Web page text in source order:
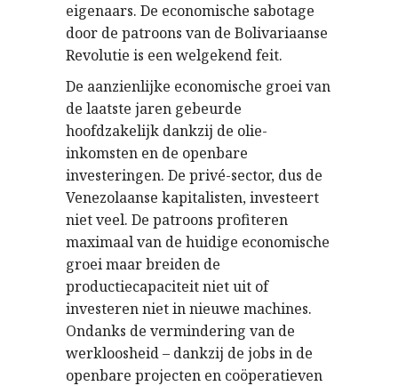
eigenaars. De economische sabotage
door de patroons van de Bolivariaanse
Revolutie is een welgekend feit.
De aanzienlijke economische groei van
de laatste jaren gebeurde
hoofdzakelijk dankzij de olie-
inkomsten en de openbare
investeringen. De privé-sector, dus de
Venezolaanse kapitalisten, investeert
niet veel. De patroons profiteren
maximaal van de huidige economische
groei maar breiden de
productiecapaciteit niet uit of
investeren niet in nieuwe machines.
Ondanks de vermindering van de
werkloosheid – dankzij de jobs in de
openbare projecten en coöperatieven